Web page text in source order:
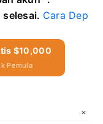
Cara Dep
$10,000
Pemula